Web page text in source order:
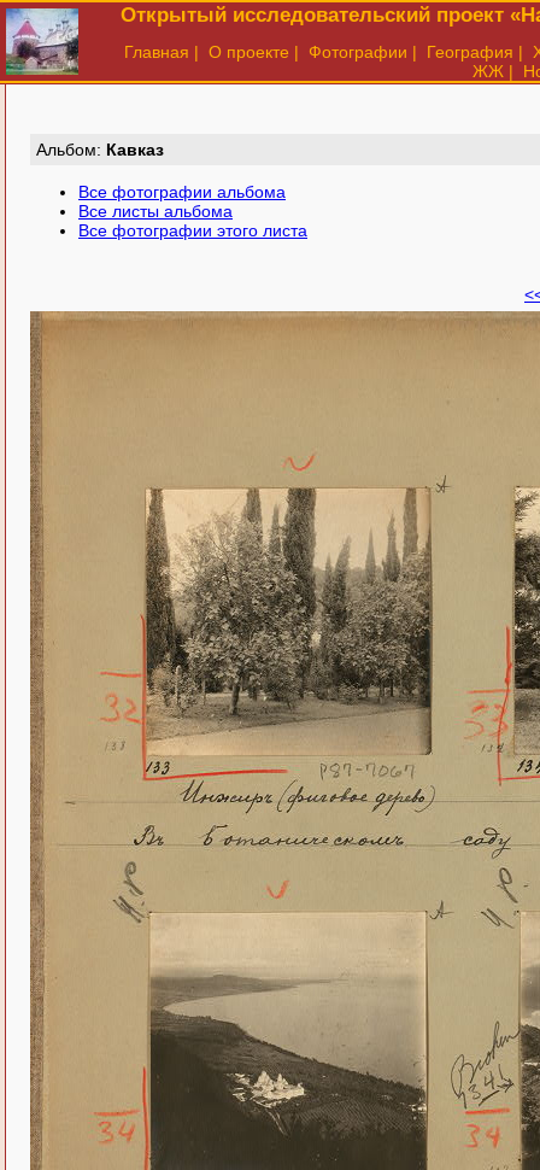
Открытый исследовательский проект
Главная | О проекте | Фотографии | География |
ЖЖ |
Aльбом: Кавказ
Все фотографии альбома
Все листы альбома
Все фотографии этого листа